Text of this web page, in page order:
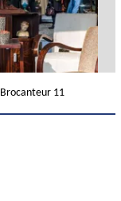
Brocanteur 11